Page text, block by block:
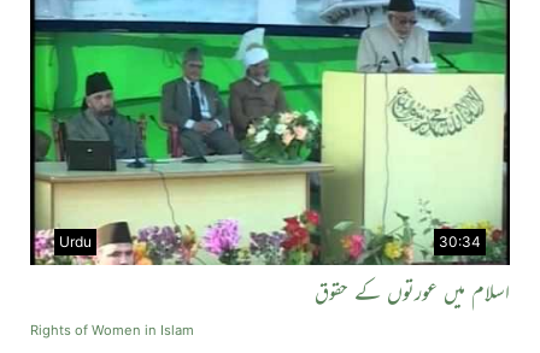
30:34
Urdu
اسلام میں عورتوں کے حقوق
Rights of Women in Islam